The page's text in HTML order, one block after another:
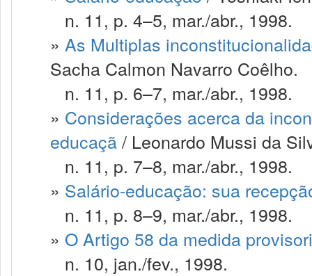
n. 11, p. 4–5, mar./abr., 1998.
» As Multiplas
Sacha Calmon Navarro Coêlho.
n. 11, p. 6–7, mar./abr., 1998.
» Considerações acerca da
educaçã/ Leonardo Mussi da
n. 11, p. 7–8, mar./abr., 1998.
» Salário-educação: sua
n. 11, p. 8–9, mar./abr., 1998.
» O Artigo 58 da medida
n. 10, jan./fev., 1998.